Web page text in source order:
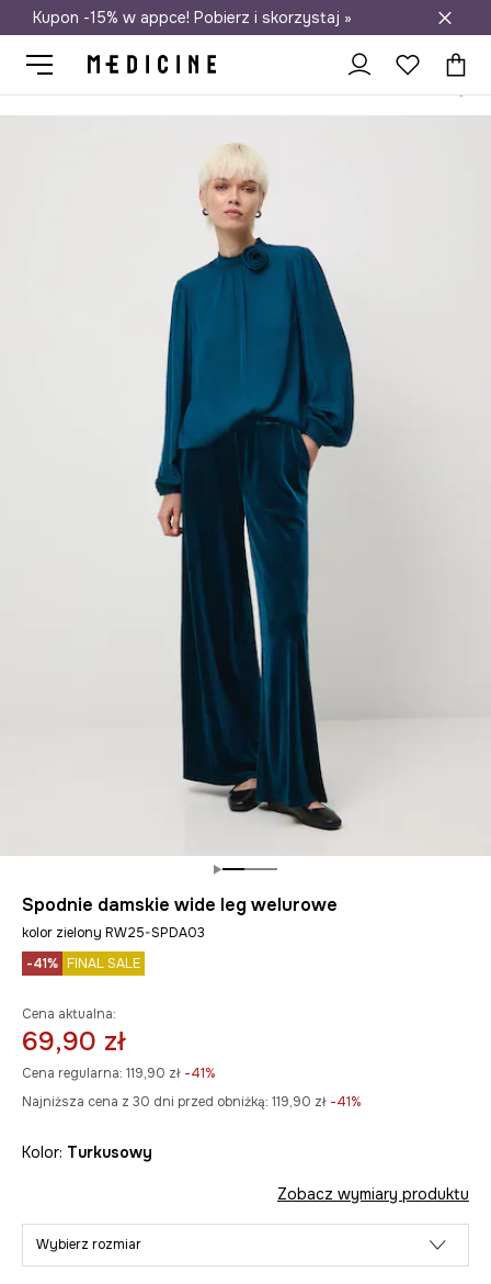
Darmowa dostawa do salonów
Kupon -15% w appce! Pobierz i skorzystaj »
Spodnie damskie wide leg welurowe
kolor zielony RW25-SPDA03
-41% FINAL SALE
Cena aktualna:
69,90 zł
Cena regularna: 119,90 zł -41%
Najniższa cena z 30 dni przed obniżką: 119,90 zł -41%
Kolor: turkusowy
Zobacz wymiary produktu
Wybierz rozmiar